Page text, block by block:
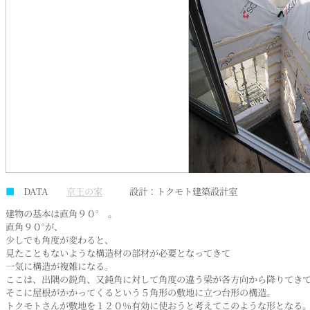
■ DATA 京王の家 設計：トクモト建築設計室
建物の基本は直角９０° 。
直角９０°が、
少しでも角度が変わると、
見たこともないような構造材の部材が必要となってきて
一気に構造が複雑になる。
ここは、出隅の鋭角、又鈍角に対して角度の違う梁が各方向から降りてき
そこに屋根がかかってくるという５角形の敷地に立つ台形の構造。
トクモトさんが敷地を１２０％有効に使おうと考えてこのような形となる